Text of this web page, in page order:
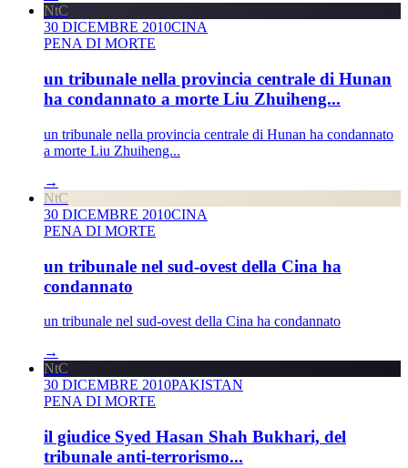
NtC
30 DICEMBRE 2010CINA
PENA DI MORTE
un tribunale nella provincia centrale di Hunan
ha condannato a morte Liu Zhuiheng...
un tribunale nella provincia centrale di Hunan ha condannato
a morte Liu Zhuiheng...
→
NtC
30 DICEMBRE 2010CINA
PENA DI MORTE
un tribunale nel sud-ovest della Cina ha
condannato
un tribunale nel sud-ovest della Cina ha condannato
→
NtC
30 DICEMBRE 2010PAKISTAN
PENA DI MORTE
il giudice Syed Hasan Shah Bukhari, del
tribunale anti-terrorismo...